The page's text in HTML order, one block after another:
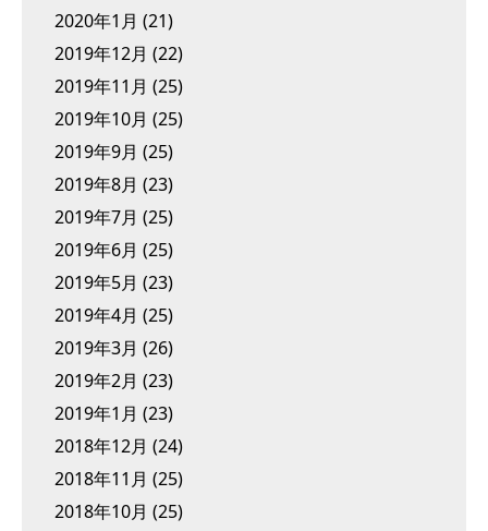
2020年1月 (21)
2019年12月 (22)
2019年11月 (25)
2019年10月 (25)
2019年9月 (25)
2019年8月 (23)
2019年7月 (25)
2019年6月 (25)
2019年5月 (23)
2019年4月 (25)
2019年3月 (26)
2019年2月 (23)
2019年1月 (23)
2018年12月 (24)
2018年11月 (25)
2018年10月 (25)